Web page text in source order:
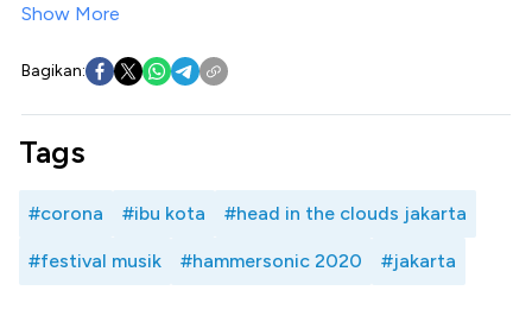
Show More
Bagikan:
Tags
#corona #ibu kota #head in the clouds jakarta
#festival musik #hammersonic 2020 #jakarta